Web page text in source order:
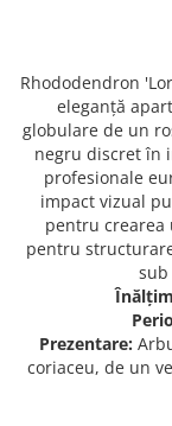
Bulbi de Narcise
Bulbi de
Bulbi de Tigridia
Bulbi de Zambile
Bulbi de
Bulbi Sparaxis
Mixuri de Bulbi
Seminte de Flori
Seminte de Ierburi
Seminte de
Rhododendron
eleganță
globulare de un
negru discret în
profesionale
impact vizual
pentru crearea
pentru
Prezentare:
coriaceu, de un